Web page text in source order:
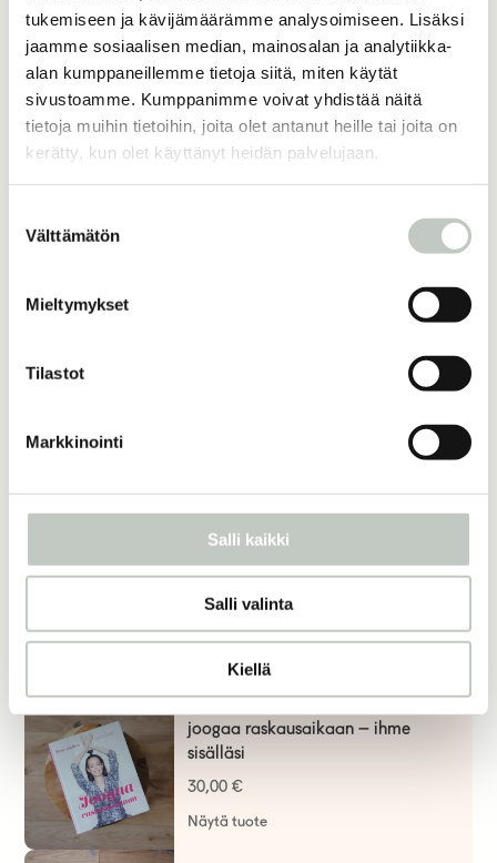
tukemiseen ja kävijämäärämme analysoimiseen. Lisäksi
jaamme sosiaalisen median, mainosalan ja analytiikka-
alan kumppaneillemme tietoja siitä, miten käytät
sivustoamme. Kumppanimme voivat yhdistää näitä
tietoja muihin tietoihin, joita olet antanut heille tai joita on
kerätty, kun olet käyttänyt heidän palvelujaan.
valinta
Välttämätön
Mieltymykset
Tilastot
Markkinointi
Salli kaikki
Salli valinta
Kiellä
Lisää ostoskoriin
Näytä tuote
salvia
8,90€
Näytä tuote
joogaa raskausaikaan – ihme
sisälläsi
30,00 €
Näytä tuote